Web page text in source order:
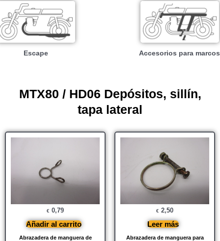
Escape Accesorios para marcos
MTX80 / HD06 Depósitos, sillín,
tapa lateral
Abrazadera de manguera de
€ 0,79
Añadir al carrito
Abrazadera de manguera para
€ 2,50
Leer más